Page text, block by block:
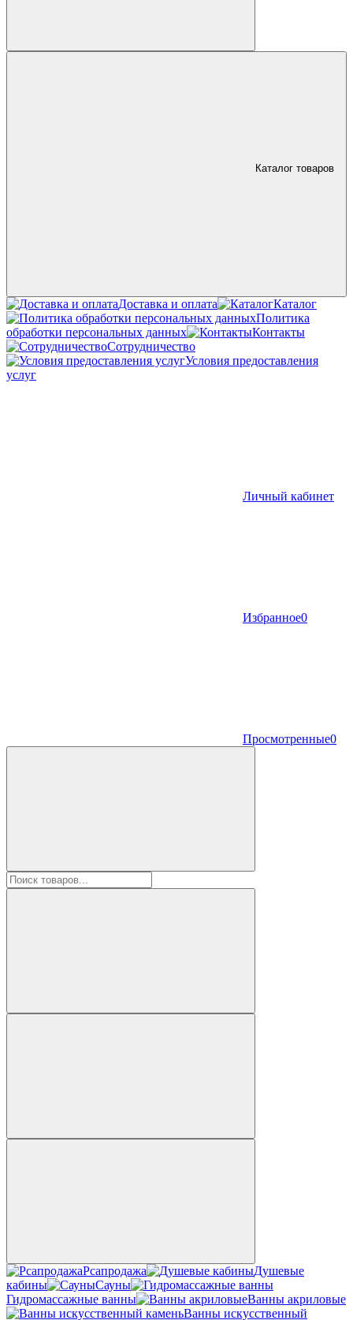
Каталог товаров
Доставка и оплата
Каталог
Политика
обработки персональных данных
Контакты
Сотрудничество
Условия предоставления
услуг
Личный кабинет
Избранное0
Просмотренные0
Рсапродажа
Душевые
кабины
Сауны
Гидромассажные ванны
Ванны акриловые
Ванны искусственный